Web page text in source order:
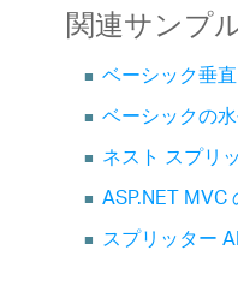
関連サンプ
ベーシック垂
ベーシックの
ネスト スプリ
ASP.NET
スプリッター